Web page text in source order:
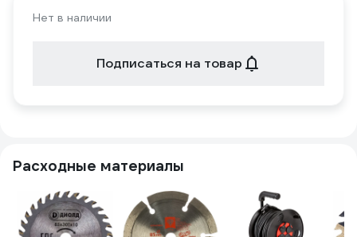
Нет в наличии
Подписаться на товар
Расходные материалы